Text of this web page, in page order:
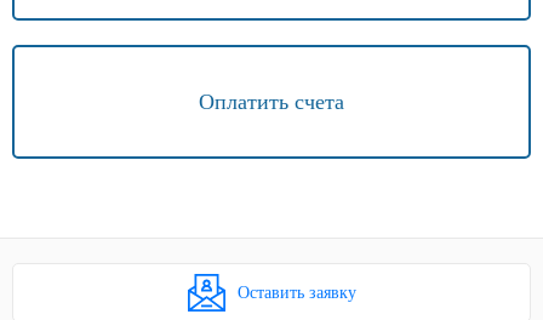
Оплатить счета
Оставить заявку